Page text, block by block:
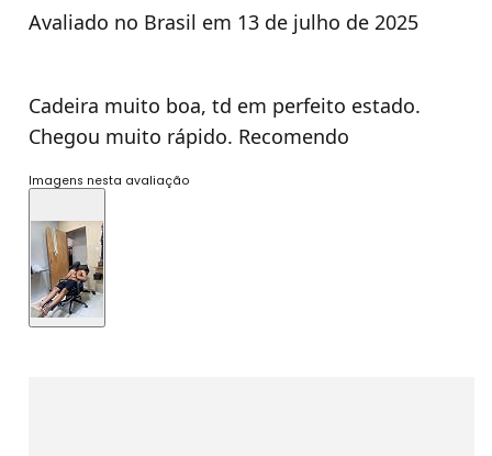
Avaliado no Brasil em 13 de julho de 2025
Cadeira muito boa, td em perfeito estado.
Chegou muito rápido. Recomendo
Imagens nesta avaliação